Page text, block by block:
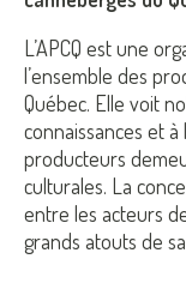
L’APCQ est une
l’ensemble des
Québec. Elle voit
connaissances et
producteurs
culturales. La
entre les acteurs
grands atouts de